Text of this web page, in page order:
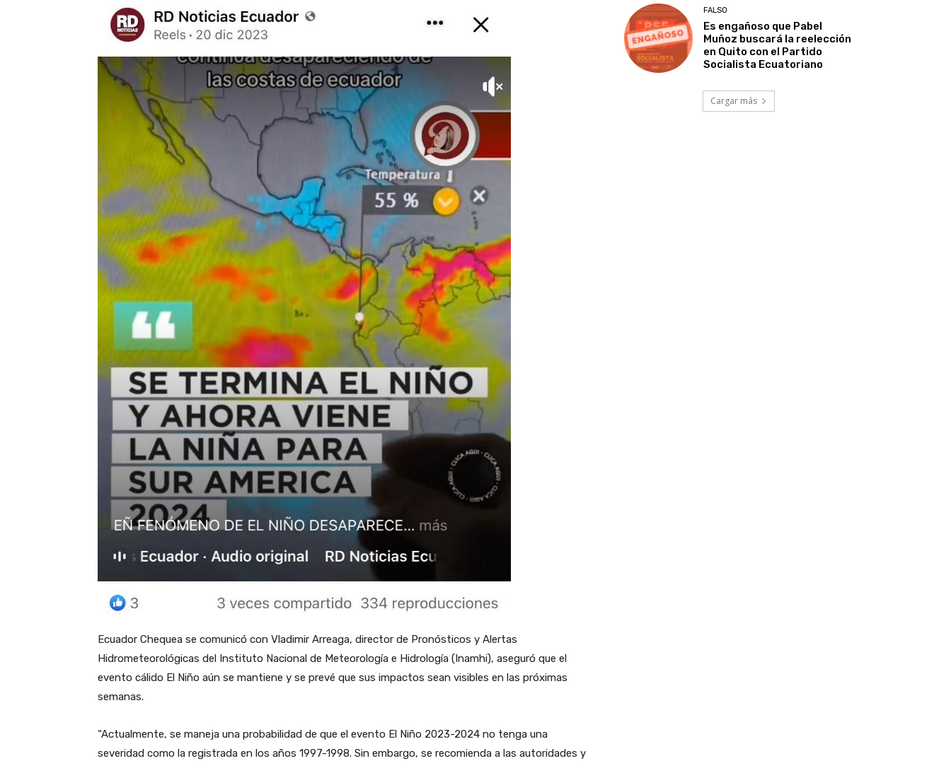
Ecuador Chequea se comunicó con Vladimir Arreaga, director de Pronósticos y Alertas
Hidrometeorológicas del Instituto Nacional de Meteorología e Hidrología (Inamhi), aseguró que el
evento cálido El Niño aún se mantiene y se prevé que sus impactos sean visibles en las próximas
semanas.
“Actualmente, se maneja una probabilidad de que el evento El Niño 2023-2024 no tenga una
severidad como la registrada en los años 1997-1998. Sin embargo, se recomienda a las autoridades y
FALSO
Es engañoso que Pabel
Muñoz buscará la reelección
en Quito con el Partido
Socialista Ecuatoriano
Cargar más